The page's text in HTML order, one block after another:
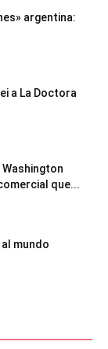
argentina:
a La Doctora
que...
mundo